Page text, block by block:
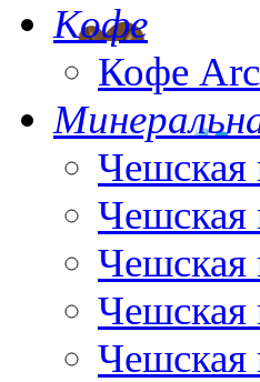
Кофе
Кофе
Чешская
Чешская
Чешская
Чешская
Чешская